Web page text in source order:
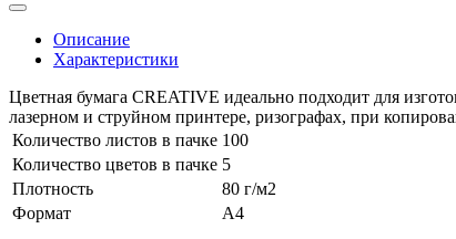
Описание
Характеристики
Цветная бумага CREATIVE идеально подходит для
лазерном и струйном принтере, ризографах, при
Количество листов в пачке 100
Количество цветов в пачке 5
Плотность
80 г/м2
Формат
А4